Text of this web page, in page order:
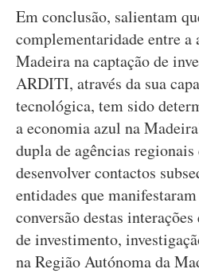
Em conclusão, salientam
complementaridade entre a
Madeira na captação de
ARDITI, através da sua
tecnológica, tem sido
a economia azul na
dupla de agências
desenvolver contactos
entidades que
conversão destas
de investimento,
na Região Autónoma da